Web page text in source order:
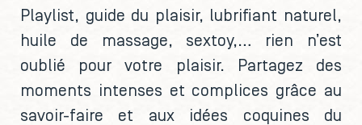
Playlist, guide du plaisir, lubrifiant naturel,
huile de massage, sextoy,… rien n’est
oublié pour votre plaisir. Partagez des
moments intenses et complices grâce au
savoir-faire et aux idées coquines du